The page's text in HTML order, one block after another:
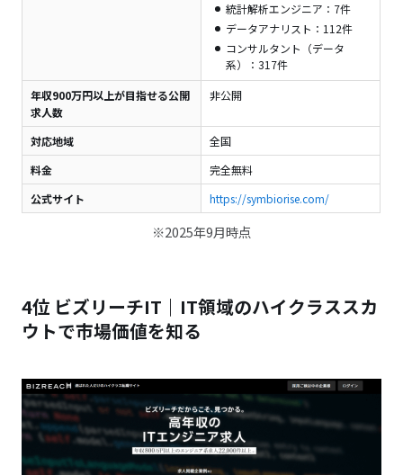
統計解析エンジニア：7件
データアナリスト：112件
コンサルタント（データ
系）：317件
年収900万円以上が目指せる公開
求人数
非公開
対応地域
全国
料金
完全無料
公式サイト
https://symbiorise.com/
※2025年9月時点
4位 ビズリーチIT｜IT領域のハイクラススカ
ウトで市場価値を知る